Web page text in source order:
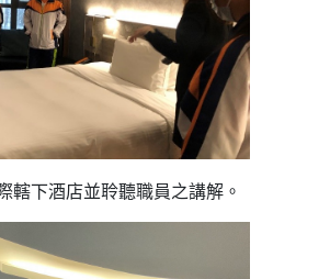
轄下酒店並聆聽職員之講解。